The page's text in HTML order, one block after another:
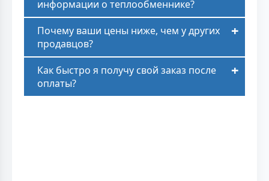
информации о теплообменнике?
Почему ваши цены ниже, чем у других
продавцов?
Как быстро я получу свой заказ после
оплаты?